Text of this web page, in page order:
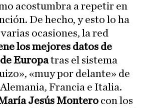
acostumbra a repetir en
De hecho, y esto lo ha
ocasiones, la red
los mejores datos de
Europatras el sistema
«muy por delante» de
Francia e Italia.
Jesús Montero con los